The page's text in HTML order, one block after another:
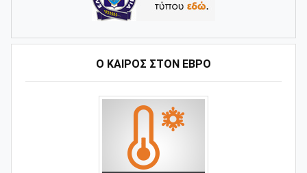
Ο ΚΑΙΡΌΣ ΣΤΟΝ ΈΒΡΟ